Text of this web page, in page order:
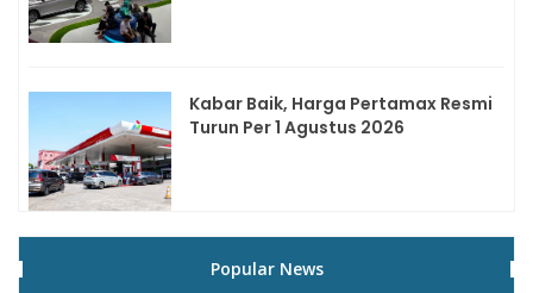
Kabar Baik, Harga Pertamax Resmi
Turun Per 1 Agustus 2026
Popular News